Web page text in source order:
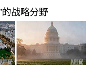
的战略分野